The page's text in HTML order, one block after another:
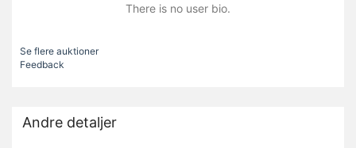
There is no user bio.
Se flere auktioner
Feedback
Andre detaljer